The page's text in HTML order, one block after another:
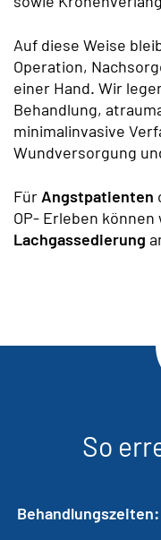
Auf diese Weise
Operation,
einer Hand. Wir
Behandlung,
minimalinvasive
Wundversorgung
Für Angstpatienten
OP- Erleben
Lachgassedierung
So
Behandlungszeiten: